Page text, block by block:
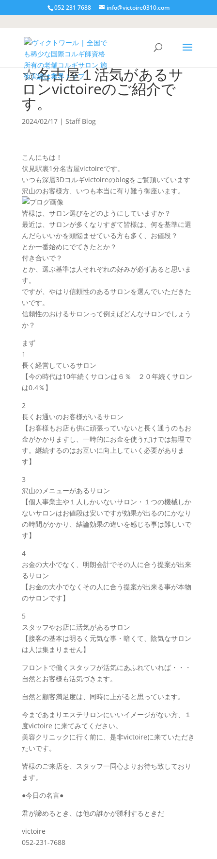
052 231 7688 info@victoire0310.com
☆名古屋１活気があるサ
ロンvictoireのご紹介で
す。
2024/02/17| Staff Blog
こんにちは！
伏見駅裏1分名古屋victoireです。
いつも深層3Dコルギvictoireのblogをご覧頂いています
沢山のお客様方、いつも本当に有り難う御座います。
皆様は、サロン選びをどのようにしていますか？
最近は、サロンが多くなりすぎて皆様は、何を基準に選
んだらいいかを頭悩ませている方も多く、お値段？
とか一番始めにでてきたとか？
付き合いで？
とか、選ぶ基準は人それぞれの好みが必ずあると思いま
す。
ですが、やはり信頼性のあるサロンを選んでいただきた
いです。
信頼性のおけるサロンって例えばどんなサロンでしょう
か？
まず
1
長く経営しているサロン
【今の時代は10年続くサロンは６％ ２０年続くサロン
は0.4％】
2
長くお通いのお客様がいるサロン
【お客様もお店も供に頑張っていないと長く通うのもお
金がかかりますし、一時的にお金を使うだけでは無理で
す。継続するのはお互いに向上していく必要がありま
す】
3
沢山のメニューがあるサロン
【個人事業主や１人しかいないサロン・１つの機械しか
ないサロンはお値段は安いですが効果が出るのにかなり
の時間がかかり、結論効果の違いを感じる事は難しいで
す】
4
お金の大小でなく、明朗会計でその人に合う提案が出来
るサロン
【お金の大小でなくその人に合う提案が出来る事が本物
のサロンです】
5
スタッフやお店に活気があるサロン
【接客の基本は明るく元気な事・暗くて、陰気なサロン
は人は集まりません】
フロントで働くスタッフが活気にあふれていれば・・・
自然とお客様も活気づきます。
自然と顧客満足度は、同時に上がると思っています。
今まであまりエステサロンにいいイメージがない方、１
度victoire に来てみてください。
美容クリニックに行く前に、是非victoireに来ていただき
たいです。
皆様のご来店を、スタッフ一同心よりお待ち致しており
ます。
●今日の名言●
君が諦めるとき、は他の誰かが勝利するときだ
victoire
052-231-7688